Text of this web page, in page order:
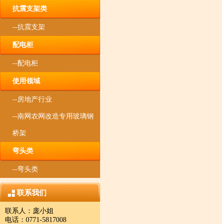
抗震支架类
--抗震支架
配电柜
--配电柜
使用领域
--房地产行业
--南网农网改造专用玻璃钢
桥架
弯头类
--弯头类
联系我们
联系人：庞小姐
电话：0771-5817008